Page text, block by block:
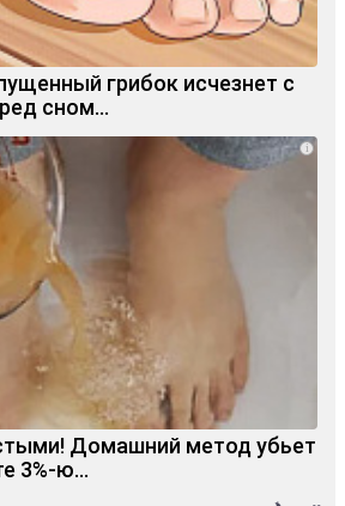
грибок исчезнет с
сном…
i
Домашний метод убьет
3%-ю…